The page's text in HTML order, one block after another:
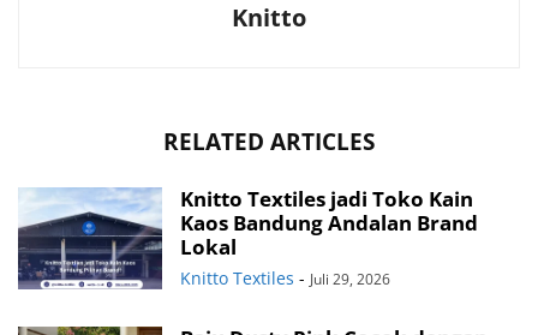
Knitto
RELATED ARTICLES
Knitto Textiles jadi Toko Kain
Kaos Bandung Andalan Brand
Lokal
Knitto Textiles - Juli 29, 2026